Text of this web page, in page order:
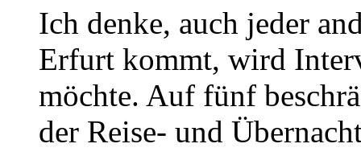
Ich denke, auch jeder
Erfurt kommt, wird
möchte. Auf fünf
der Reise- und